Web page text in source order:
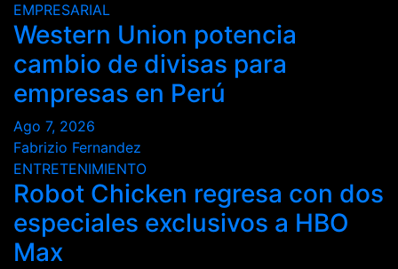
EMPRESARIAL
Western Union potencia
cambio de divisas para
empresas en Perú
Ago 7, 2026
Fabrizio Fernandez
ENTRETENIMIENTO
Robot Chicken regresa con dos
especiales exclusivos a HBO
Max